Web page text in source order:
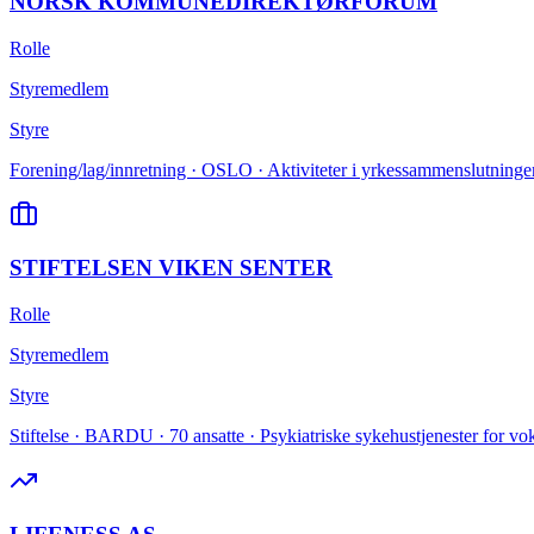
Rolle
Styremedlem
Styre
Forening/lag/innretning · OSLO · Aktiviteter i
STIFTELSEN VIKEN SENTER
Rolle
Styremedlem
Styre
Stiftelse · BARDU · 70 ansatte · Psykiatriske sykehustjenester for